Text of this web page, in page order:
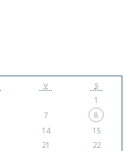
V S
1
7
8
14
15
21
22